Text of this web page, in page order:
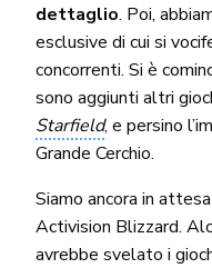
dettaglio. Poi,
esclusive di cui si
concorrenti. Si è
sono aggiunti altri
Starfield, e persino
Grande Cerchio.
Siamo ancora in
Activision Blizzard.
avrebbe svelato i